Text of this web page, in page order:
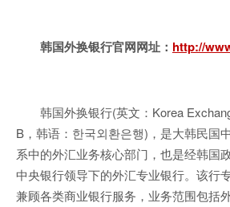
韩国外换银行官网网址： http://
韩国外换银行(英文：Korea
B，韩语：한국외환은행)，是大韩民国
系中的外汇业务核心部门，也是经韩国
中央银行领导下的外汇专业银行。该行
兼顾各类商业银行服务，业务范围包括